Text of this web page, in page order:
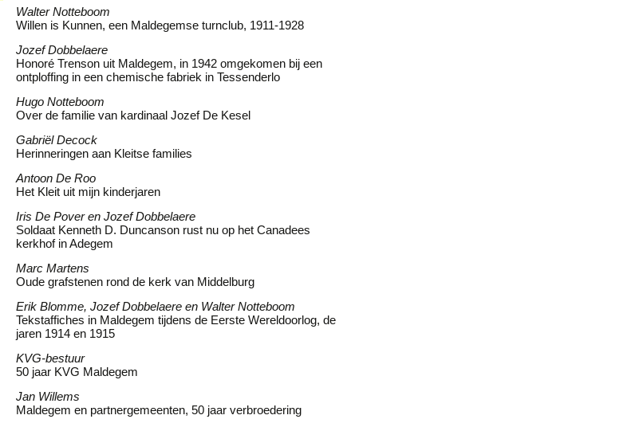
Walter Notteboom
Willen is Kunnen, een Maldegemse turnclub, 1911-1928
Jozef Dobbelaere
Honoré Trenson uit Maldegem, in 1942 omgekomen bij een
ontploffing in een chemische fabriek in Tessenderlo
Hugo Notteboom
Over de familie van kardinaal Jozef De Kesel
Gabriël Decock
Herinneringen aan Kleitse families
Antoon De Roo
Het Kleit uit mijn kinderjaren
Iris De Pover en Jozef Dobbelaere
Soldaat Kenneth D. Duncanson rust nu op het Canadees
kerkhof in Adegem
Marc Martens
Oude grafstenen rond de kerk van Middelburg
Erik Blomme, Jozef Dobbelaere en Walter Notteboom
Tekstaffiches in Maldegem tijdens de Eerste Wereldoorlog, de
jaren 1914 en 1915
KVG-bestuur
50 jaar KVG Maldegem
Jan Willems
Maldegem en partnergemeenten, 50 jaar verbroedering